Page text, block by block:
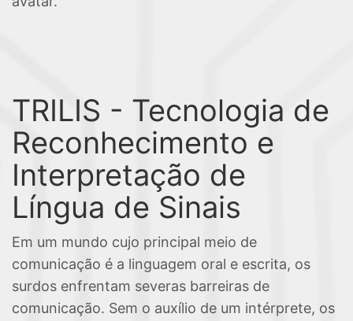
TRILIS - Tecnologia de
Reconhecimento e
Interpretação de
Língua de Sinais
Em um mundo cujo principal meio de
comunicação é a linguagem oral e escrita, os
surdos enfrentam severas barreiras de
comunicação. Sem o auxílio de um intérprete, os